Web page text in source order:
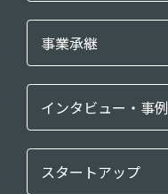
事業承継
インタビュー・事例
スタートアップ